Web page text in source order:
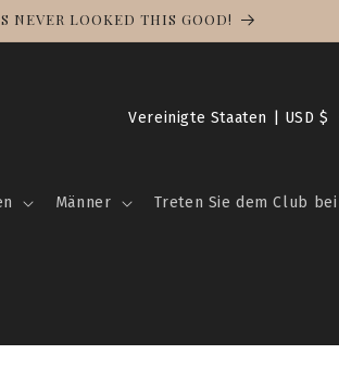
NEVER LOOKED THIS GOOD!
Männer Treten Sie dem Club bei
L
d
g
Vereinigte Staaten | USD $